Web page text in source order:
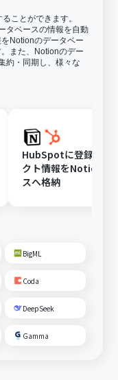
ことができます。
タベースの情報を自動
Notionのデータベー
また、Notionのデー
約・同期し、様々な
HubSpotに登録され
クト情報をNotionデ
スへ格納
BigML
Coda
DeepSeek
Gamma